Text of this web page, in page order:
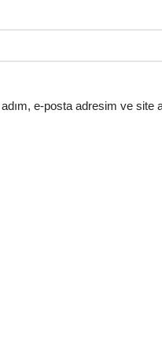
e-posta adresim ve site